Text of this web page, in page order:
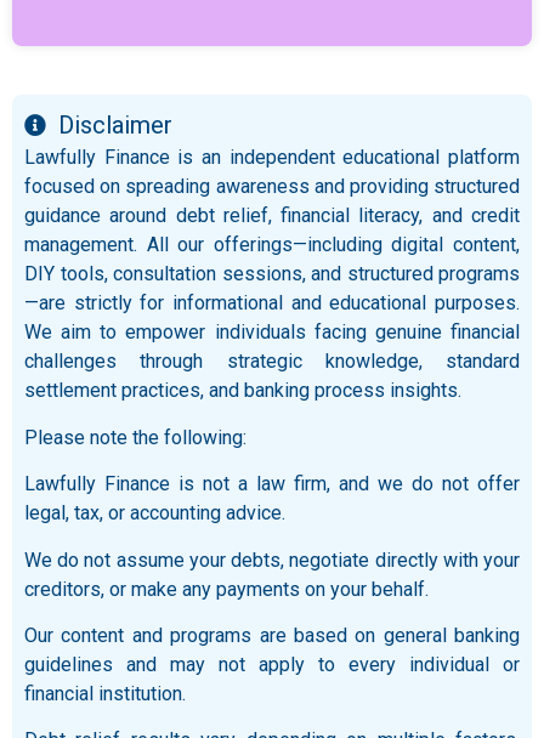
Disclaimer
Lawfully Finance is an independent educational platform
focused on spreading awareness and providing structured
guidance around debt relief, financial literacy, and credit
management. All our offerings—including digital content,
DIY tools, consultation sessions, and structured programs
—are strictly for informational and educational purposes.
We aim to empower individuals facing genuine financial
challenges through strategic knowledge, standard
settlement practices, and banking process insights.
Please note the following:
Lawfully Finance is not a law firm, and we do not offer
legal, tax, or accounting advice.
We do not assume your debts, negotiate directly with your
creditors, or make any payments on your behalf.
Our content and programs are based on general banking
guidelines and may not apply to every individual or
financial institution.